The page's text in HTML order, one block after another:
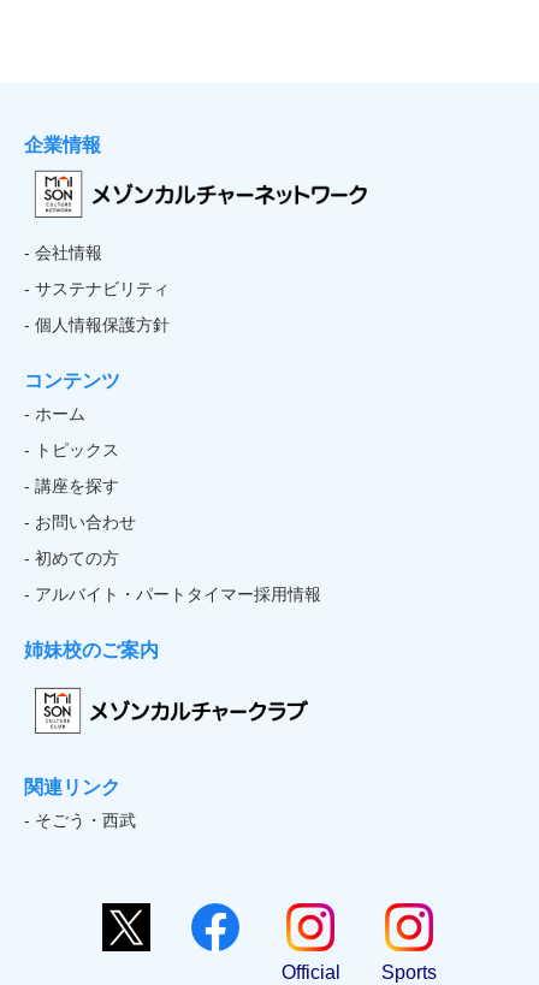
企業情報
- 会社情報
- サステナビリティ
- 個人情報保護方針
コンテンツ
- ホーム
- トピックス
- 講座を探す
- お問い合わせ
- 初めての方
- アルバイト・パートタイマー採用情報
姉妹校のご案内
関連リンク
- そごう・西武
Official Sports